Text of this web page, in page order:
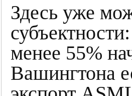
Здесь уже
менее 55%
Вашингтона